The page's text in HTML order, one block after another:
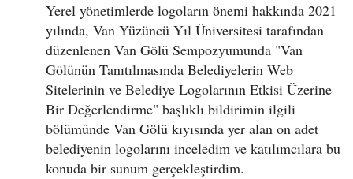
Yerel yönetimlerde logoların önemi hakkında 2021
yılında, Van Yüzüncü Yıl Üniversitesi tarafından
düzenlenen Van Gölü Sempozyumunda "Van
Gölünün Tanıtılmasında Belediyelerin Web
Sitelerinin ve Belediye Logolarının Etkisi Üzerine
Bir Değerlendirme" başlıklı bildirimin ilgili
bölümünde Van Gölü kıyısında yer alan on adet
belediyenin logolarını inceledim ve katılımcılara bu
konuda bir sunum gerçekleştirdim.